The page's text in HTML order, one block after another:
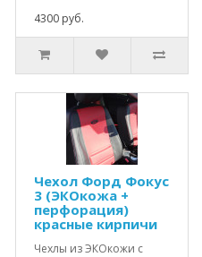
4300 руб.
Чехол Форд Фокус
3 (ЭКОкожа +
перфорация)
красные кирпичи
Чехлы из ЭКОкожи с